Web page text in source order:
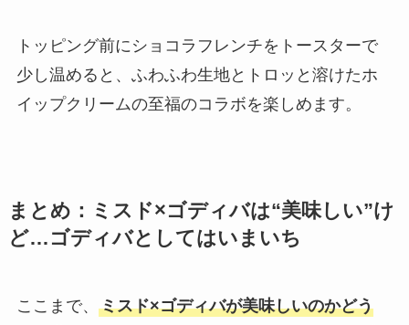
トッピング前にショコラフレンチをトースターで
少し温めると、ふわふわ生地とトロッと溶けたホ
イップクリームの至福のコラボを楽しめます。
まとめ：ミスド×ゴディバは“美味しい”け
ど…ゴディバとしてはいまいち
ここまで、 ミスド×ゴディバが美味しいのかどう